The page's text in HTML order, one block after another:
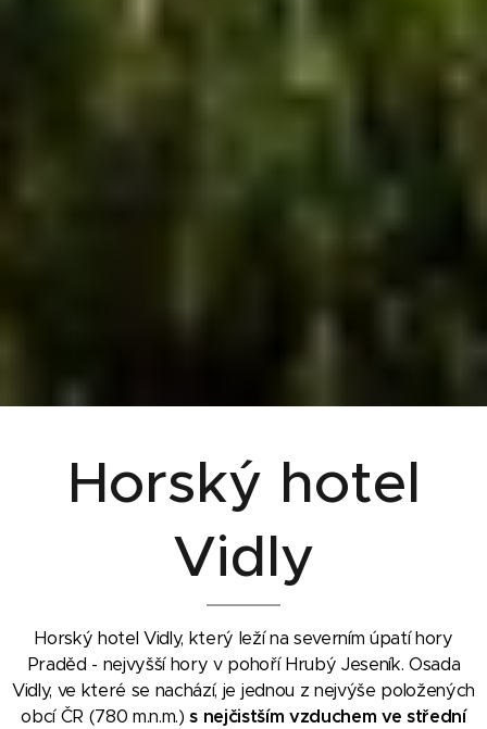
Horský hotel
Vidly
Horský hotel Vidly, který leží na severním úpatí hory
Praděd - nejvyšší hory v pohoří Hrubý Jeseník. Osada
Vidly, ve které se nachází, je jednou z nejvýše položených
obcí ČR (780 m.n.m.)s nejčistším vzduchem ve střední